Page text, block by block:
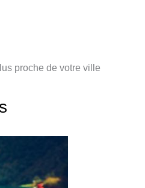
proche de votre ville